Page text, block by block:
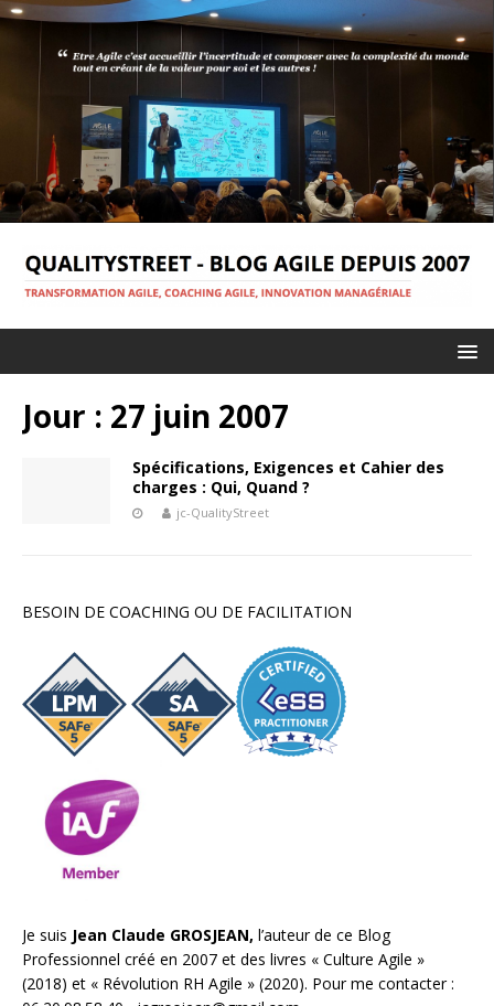
Jour : 27 juin 2007
Spécifications, Exigences et Cahier des
charges : Qui, Quand ?
jc-QualityStreet
BESOIN DE COACHING OU DE FACILITATION
Je suis Jean Claude GROSJEAN, l’auteur de ce Blog
Professionnel créé en 2007 et des livres « Culture Agile »
(2018) et « Révolution RH Agile » (2020). Pour me contacter :